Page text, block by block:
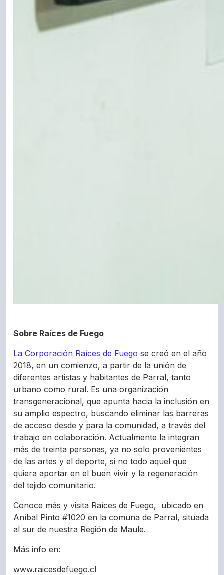
Sobre Raíces de Fuego
La Corporación Raíces de Fuego se creó en el año
2018, en un comienzo, a partir de la unión de
diferentes artistas y habitantes de Parral, tanto
urbano como rural. Es una organización
transgeneracional, que apunta hacia la inclusión en
su amplio espectro, buscando eliminar las barreras
de acceso desde y para la comunidad, a través del
trabajo en colaboración. Actualmente la integran
más de treinta personas, ya no solo provenientes
de las artes y el deporte, si no todo aquel que
quiera aportar en el buen vivir y la regeneración
del tejido comunitario.
Conoce más y visita Raíces de Fuego, ubicado en
Aníbal Pinto #1020 en la comuna de Parral, situada
al sur de nuestra Región de Maule.
Más info en:
www.raicesdefuego.cl